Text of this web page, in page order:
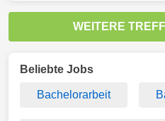
WEITERE
Beliebte Jobs
Bachelorarbeit